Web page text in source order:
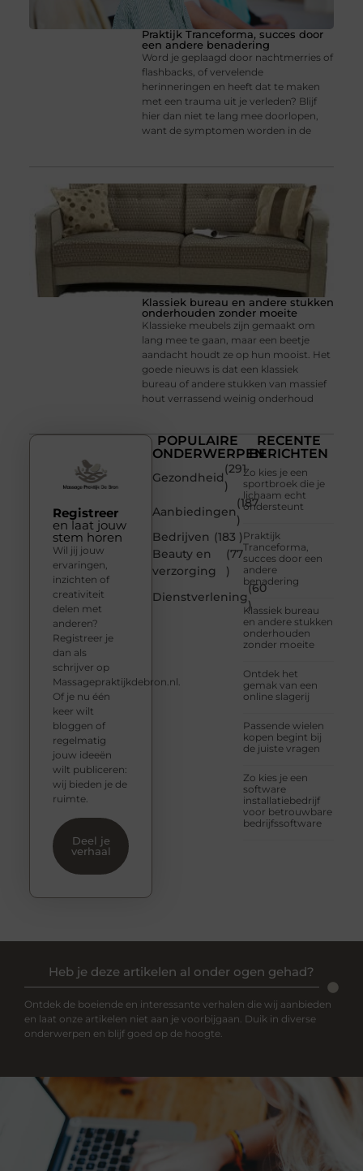
Praktijk Tranceforma, succes door
een andere benadering
Word je geplaagd door nachtmerries of
flashbacks, of vervelende
herinneringen en heeft dat te maken
met een trauma uit je verleden? Blijf
hier dan niet te lang mee doorlopen,
want de symptomen worden in de
Klassiek bureau en andere stukken
onderhouden zonder moeite
Klassieke meubels zijn gemaakt om
lang mee te gaan, maar een beetje
aandacht houdt ze op hun mooist. Het
goede nieuws is dat een klassiek
bureau of andere stukken van massief
hout verrassend weinig onderhoud
POPULAIRE
ONDERWERPEN
Gezondheid
(291
)
Aanbiedingen
(187
)
Bedrijven (183 )
Beauty en
verzorging
(77
)
Dienstverlening
(60
)
RECENTE
BERICHTEN
Zo kies je een
sportbroek die je
lichaam echt
ondersteunt
Praktijk
Tranceforma,
succes door een
andere
benadering
Klassiek bureau
en andere stukken
onderhouden
zonder moeite
Ontdek het
gemak van een
online slagerij
Passende wielen
kopen begint bij
de juiste vragen
Zo kies je een
software
installatiebedrijf
voor betrouwbare
bedrijfssoftware
Registreer
en laat jouw
stem horen
Wil jij jouw
ervaringen,
inzichten of
creativiteit
delen met
anderen?
Registreer je
dan als
schrijver op
Massagepraktijkdebron.nl.
Of je nu één
keer wilt
bloggen of
regelmatig
jouw ideeën
wilt publiceren:
wij bieden je de
ruimte.
Deel je
verhaal
Heb je deze artikelen al onder ogen gehad?
Ontdek de boeiende en interessante verhalen die wij aanbieden
en laat onze artikelen niet aan je voorbijgaan. Duik in diverse
onderwerpen en blijf goed op de hoogte.